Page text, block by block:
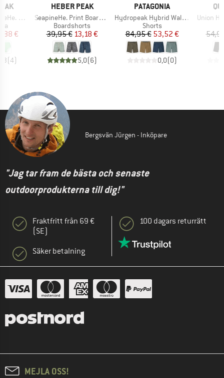
Waist
pris
€
(4)
VARUMÄRKE
HEBER PEAK
Produkter
SeapineHe. Print Boardshorts
Produktgrupp
Boardshorts
Pris
39,95 €Reducerat pris
13,18 €
5,0(6)
VARUMÄRKE
PATAGONIA
Produkter
Hydropeak Hybrid Walk Shorts 18''
Produktgrupp
Shorts
Pris
84,95 €Reducerat pris
53,52 €
0,0(0)
Union
Bergsvän Jürgen - Inköpare
"Jag tar fram de bästa och senaste
outdoorprodukterna till dig!"
Fraktfritt från 69 €
(SE)
Säker betalning
100 dagars returrätt
MEJLA OSS!